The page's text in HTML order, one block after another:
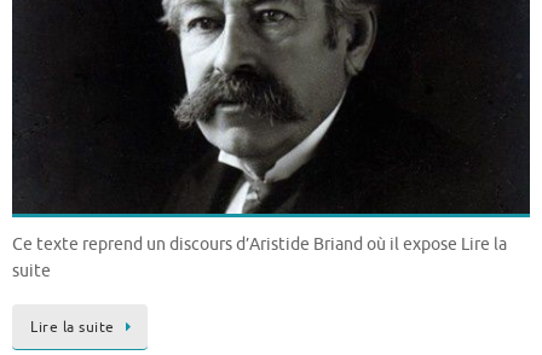
Ce texte reprend un discours d’Aristide Briand où il expose Lire la
suite
Lire la suite